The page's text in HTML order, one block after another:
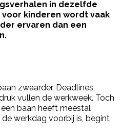
in dezelfde
kinderen wordt vaak
ervaren dan een
zwaarder. Deadlines,
vullen de werkweek. Toch
baan heeft meestal
werkdag voorbij is, begint